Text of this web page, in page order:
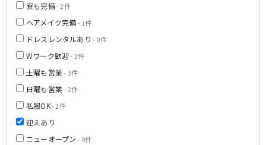
寮も完備- 2件
ヘアメイク完備- 1件
ドレスレンタルあり - 0件
Wワーク歓迎- 3件
土曜も営業- 3件
日曜も営業- 2件
私服OK- 2件
迎えあり
ニューオープン - 0件
西日暮里駅
都営浅草線
新橋駅
浅草駅
東京メトロ銀座線
新橋駅
上野駅